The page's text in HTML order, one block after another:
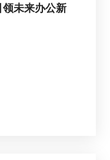
未来办公新